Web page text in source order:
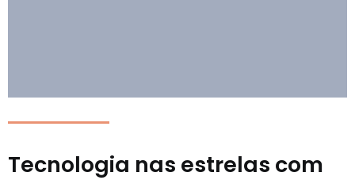
Tecnologia nas estrelas com